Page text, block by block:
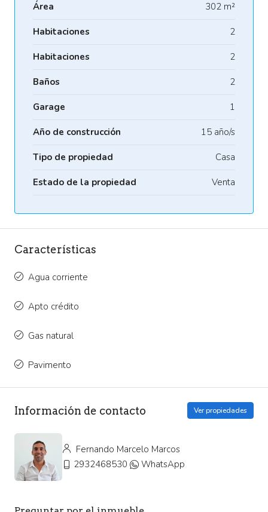
Área 302 m²
Habitaciones 2
Habitaciones 2
Baños 2
Garage 1
Año de construcción 15 año/s
Tipo de propiedad Casa
Estado de la propiedad Venta
Características
Agua corriente
Apto crédito
Gas natural
Pavimento
Información de contacto Ver propiedades
Fernando Marcelo Marcos
2932468530
WhatsApp